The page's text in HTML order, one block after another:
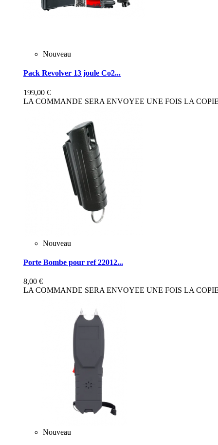
Nouveau
Pack Revolver 13 joule Co2...
199,00 €
LA COMMANDE SERA ENVOYEE UNE FOIS LA
Nouveau
Porte Bombe pour ref 22012...
8,00 €
LA COMMANDE SERA ENVOYEE UNE FOIS LA
Nouveau